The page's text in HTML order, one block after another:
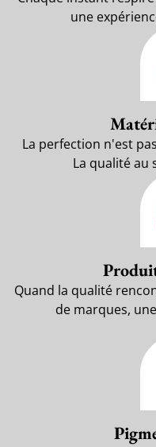
une
La perfection n'est
La qualité au
Quand la qualité
de marques,